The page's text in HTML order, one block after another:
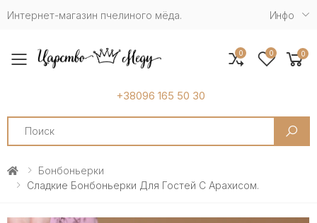
Интернет-магазин пчелиного мёда. Инфо
Toggle mobile menu
+38096 165 50 30
Search
0 0 0
Бонбоньерки
Сладкие Бонбоньерки Для Гостей С Арахисом.